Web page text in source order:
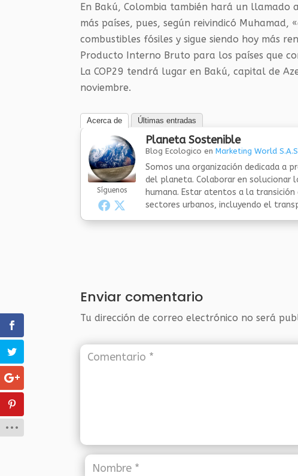
En Bakú, Colombia también hará un
más países, pues, según reivindicó
combustibles fósiles y sigue siendo hoy más
Producto Interno Bruto para los países que
La COP29 tendrá lugar en Bakú, capital de
noviembre.
Acerca de Últimas entradas
Síguenos
Planeta Sostenible
Blog Ecologico enMarketing World S.A.S
Somos una organización dedicada a
del planeta. Colaborar en solucionar
humana. Estar atentos a la
sectores urbanos, incluyendo el
Enviar comentario
Tu dirección de correo electrónico no será